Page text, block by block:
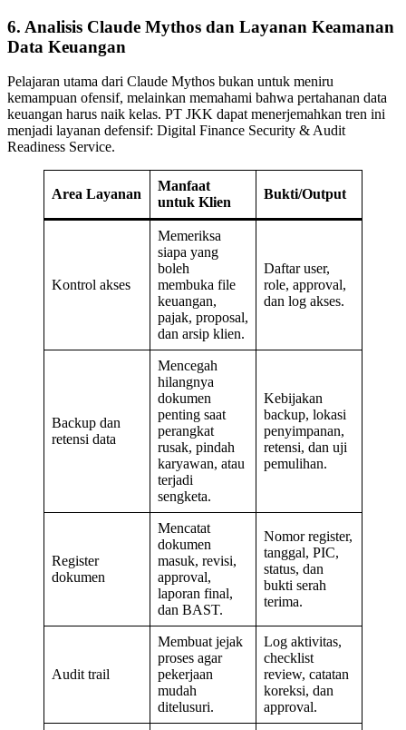
6. Analisis Claude Mythos dan Layanan Keamanan
Data Keuangan
Pelajaran utama dari Claude Mythos bukan untuk meniru
kemampuan ofensif, melainkan memahami bahwa pertahanan data
keuangan harus naik kelas. PT JKK dapat menerjemahkan tren ini
menjadi layanan defensif: Digital Finance Security & Audit
Readiness Service.
Area Layanan
Manfaat
untuk Klien
Bukti/Output
Kontrol akses
Memeriksa
siapa yang
boleh
membuka file
keuangan,
pajak, proposal,
dan arsip klien.
Daftar user,
role, approval,
dan log akses.
Backup dan
retensi data
Mencegah
hilangnya
dokumen
penting saat
perangkat
rusak, pindah
karyawan, atau
terjadi
sengketa.
Kebijakan
backup, lokasi
penyimpanan,
retensi, dan uji
pemulihan.
Register
dokumen
Mencatat
dokumen
masuk, revisi,
approval,
laporan final,
dan BAST.
Nomor register,
tanggal, PIC,
status, dan
bukti serah
terima.
Audit trail
Membuat jejak
proses agar
pekerjaan
mudah
ditelusuri.
Log aktivitas,
checklist
review, catatan
koreksi, dan
approval.